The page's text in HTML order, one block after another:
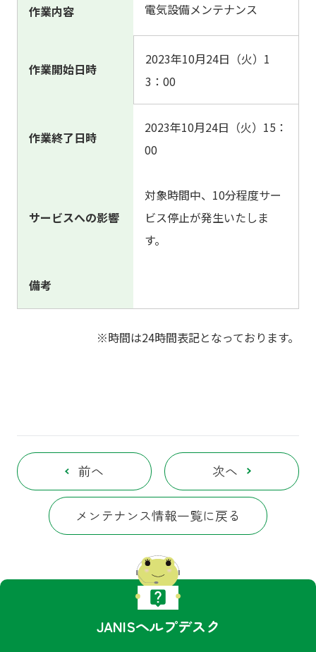
作業内容 電気設備メンテナンス
作業開始日時
2023年10月24日（火）1
3：00
作業終了日時
2023年10月24日（火）15：
00
サービスへの影響
対象時間中、10分程度サー
ビス停止が発生いたしま
す。
備考
※時間は24時間表記となっております。
前へ
メンテナンス情報一覧に戻る
次へ
JANISヘルプデスク